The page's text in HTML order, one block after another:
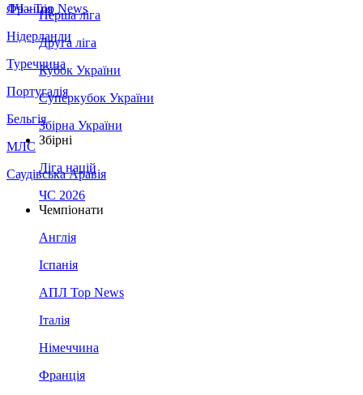
Франція
Нідерланди
Туреччина
Португалія
Бельгія
МЛС
Саудівська Аравія
ЛЧ - Top News
Перша ліга
Друга ліга
Кубок України
Суперкубок України
Збірна України
Збірні
Ліга націй
ЧС 2026
Чемпіонати
Англія
Іспанія
АПЛ Top News
Італія
Німеччина
Франція